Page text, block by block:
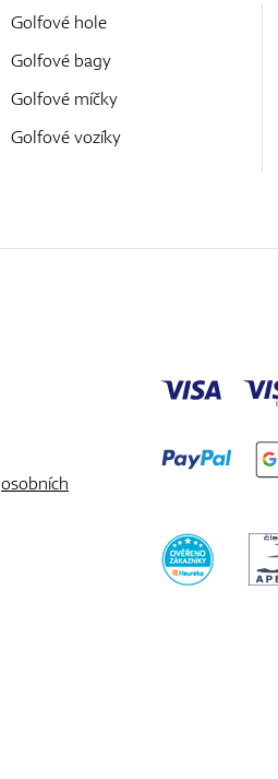
Golfové hole
Golfové bagy
Golfové míčky
Golfové vozíky
osobních